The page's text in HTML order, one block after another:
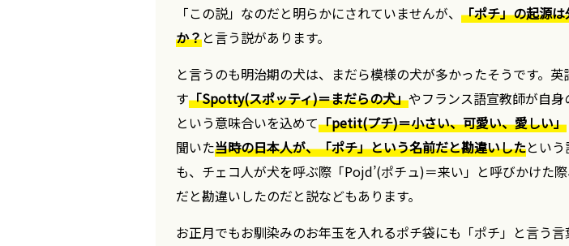
「この説」なのだと明らかにされていませんが、 「ポチ」の起源
か？と言う説があります。
と言うのも明治期の犬は、まだら模様の犬が多かったそうです。
す「Spotty(スポッティ)＝まだらの犬」やフランス語宣教師が自
という意味合いを込めて「petit(プチ)＝小さい、可愛い、愛しい」
聞いた当時の日本人が、「ポチ」という名前だと勘違いしたとい
も、チェコ人が犬を呼ぶ際「Pojd’(ポチュ)＝来い」と呼びかけた
だと勘違いしたのだと説などもあります。
お正月でもお馴染みのお年玉を入れるポチ袋にも「ポチ」と言う